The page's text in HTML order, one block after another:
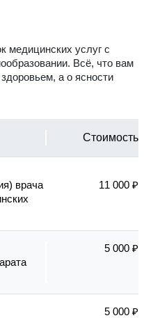
медицинских услуг с
Всё, что вам
а о ясности
Стоимость
врача
11 000 ₽
5 000 ₽
5 000 ₽